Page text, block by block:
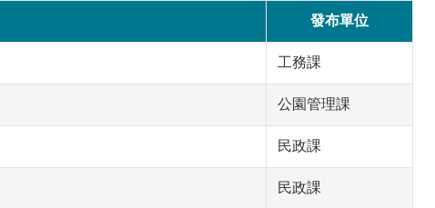
發布單位
工務課
公園管理課
民政課
民政課